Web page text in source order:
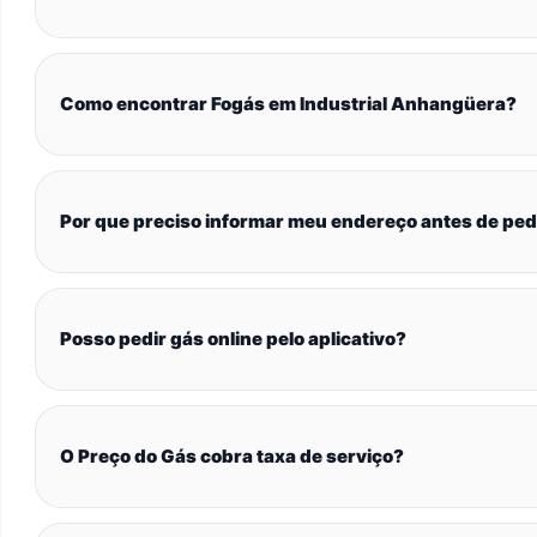
Como encontrar Fogás em Industrial Anhangüera?
Por que preciso informar meu endereço antes de
Posso pedir gás online pelo aplicativo?
O Preço do Gás cobra taxa de serviço?